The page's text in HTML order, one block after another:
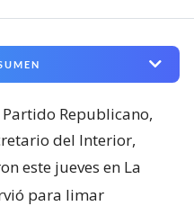
Republicano,
del Interior,
este jueves en La
para limar